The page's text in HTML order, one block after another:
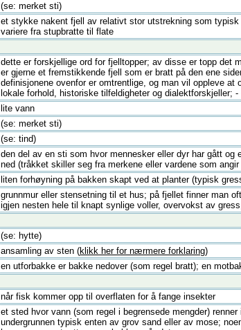
(se: merket sti)
et stykke nakent fjell av relativt stor utstrekning som
variere fra stupbratte til flate
dette er forskjellige ord for fjelltopper; av disse er topp det
er gjerne et fremstikkende fjell som er bratt på den ene
definisjonene ovenfor er omtrentlige, og man vil oppleve
lokale forhold, historiske tilfeldigheter og dialektforskjeller;
lite vann
(se: merket sti)
(se: tind)
den del av en sti som hvor mennesker eller dyr har gått
ned (tråkket skiller seg fra merkene eller vardene som
liten forhøyning på bakken skapt ved at planter (typisk
grunnmur eller stensetning til et hus; på fjellet finner man
igjen nesten hele til knapt synlige voller, overvokst av
(se: hytte)
ansamling av sten (klikk her for nærmere forklaring)
en utforbakke er bakke nedover (som regel bratt); en
når fisk kommer opp til overflaten for å fange insekter
et sted hvor vann (som regel i begrensede mengder)
undergrunnen typisk enten av grov sand eller av mose;